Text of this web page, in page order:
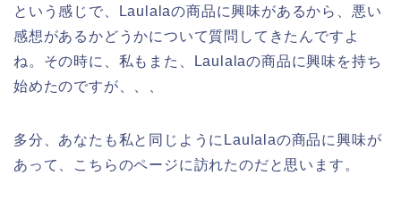
という感じで、Laulalaの商品に興味があるから、悪い
感想があるかどうかについて質問してきたんですよ
ね。その時に、私もまた、Laulalaの商品に興味を持ち
始めたのですが、、、
多分、あなたも私と同じようにLaulalaの商品に興味が
あって、こちらのページに訪れたのだと思います。